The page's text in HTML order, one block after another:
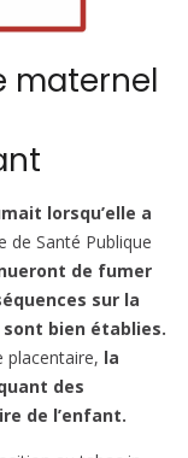
maternel
lorsqu’elle a
de Santé Publique
de fumer
sur la
bien établies.
placentaire, la
des
de l’enfant.